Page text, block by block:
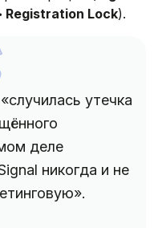
Lock).
утечка
деле
никогда и не